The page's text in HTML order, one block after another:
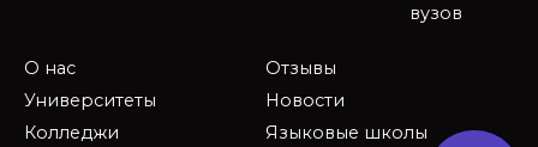
вузов
О нас
Университеты
Колледжи
Отзывы
Новости
Языковые школы